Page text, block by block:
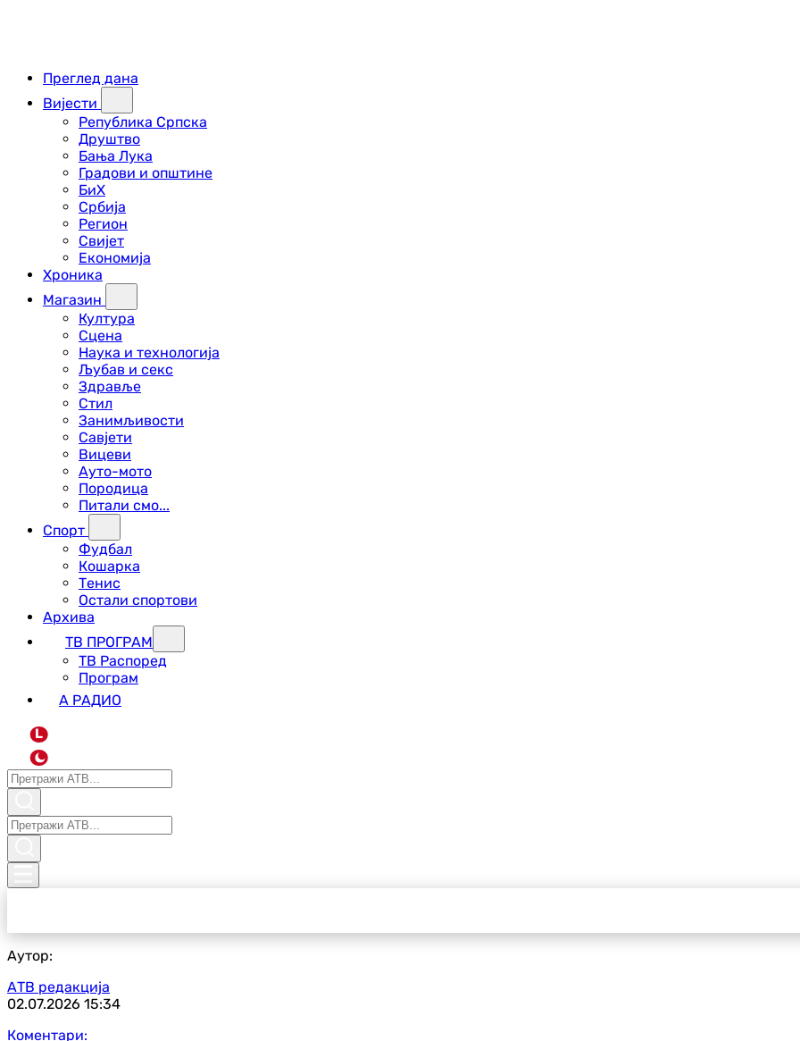
Преглед дана
Вијести
Република Српска
Друштво
Бања Лука
Градови и општине
БиХ
Србија
Регион
Свијет
Економија
Хроника
Магазин
Култура
Сцена
Наука и технологија
Љубав и секс
Здравље
Стил
Занимљивости
Савјети
Вицеви
Ауто-мото
Породица
Питали смо...
Спорт
Фудбал
Кошарка
Тенис
Остали спортови
Архива
ТВ ПРОГРАМ
ТВ Распоред
Програм
А РАДИО
L
Аутор:
АТВ редакција
02.07.2026 15:34
Коментари: